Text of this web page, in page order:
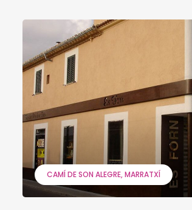
CAMÍ DE SON ALEGRE MARRATXÍ